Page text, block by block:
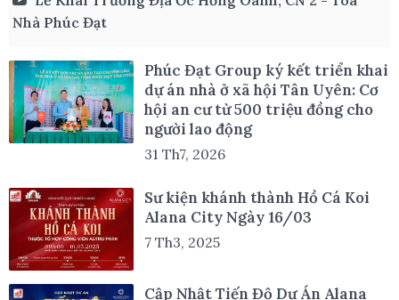
Nhà Phúc Đạt
Phúc Đạt Group ký kết triển khai
dự án nhà ở xã hội Tân Uyên: Cơ
hội an cư từ 500 triệu đồng cho
người lao động
31 Th7, 2026
Sư kiện khánh thành Hồ Cá Koi
Alana City Ngày 16/03
7 Th3, 2025
Cập Nhật Tiến Độ Dự Án Alana